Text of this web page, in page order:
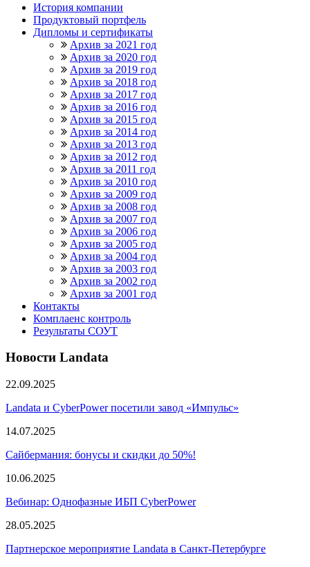
История компании
Продуктовый портфель
Дипломы и сертификаты
Архив за 2021 год
Архив за 2020 год
Архив за 2019 год
Архив за 2018 год
Архив за 2017 год
Архив за 2016 год
Архив за 2015 год
Архив за 2014 год
Архив за 2013 год
Архив за 2012 год
Архив за 2011 год
Архив за 2010 год
Архив за 2009 год
Архив за 2008 год
Архив за 2007 год
Архив за 2006 год
Архив за 2005 год
Архив за 2004 год
Архив за 2003 год
Архив за 2002 год
Архив за 2001 год
Контакты
Комплаенс контроль
Результаты СОУТ
Новости Landata
22.09.2025
Landata и CyberPower посетили завод «Импульс»
14.07.2025
Сайбермания: бонусы и скидки до 50%!
10.06.2025
Вебинар: Однофазные ИБП CyberPower
28.05.2025
Партнерское мероприятие Landata в Санкт-Петербурге